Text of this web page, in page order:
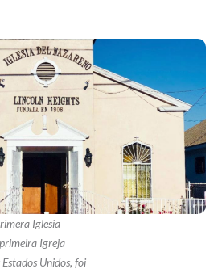
Iglesia
Igreja
Unidos, foi